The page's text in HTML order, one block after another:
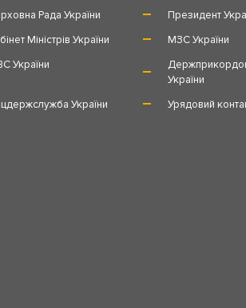
Рада України
Президент
Міністрів України
МЗС України
України
України
України
Урядовий